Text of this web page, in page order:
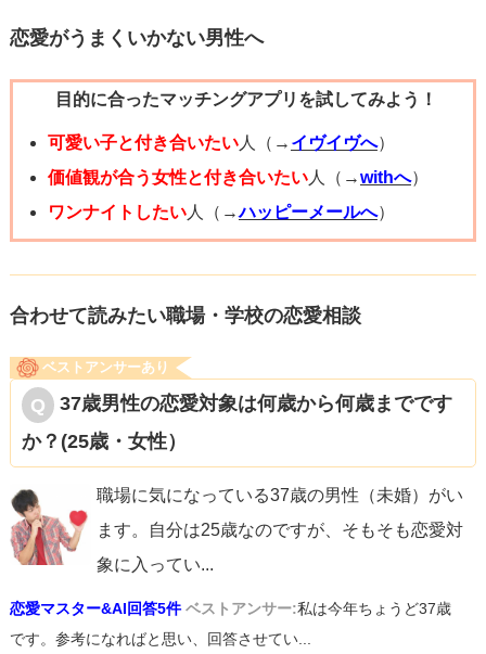
恋愛がうまくいかない男性へ
目的に合ったマッチングアプリを試してみよう！
可愛い子と付き合いたい人（→ イヴイヴへ）
価値観が合う女性と付き合いたい人（→withへ）
ワンナイトしたい人（→ハッピーメールへ）
合わせて読みたい職場・学校の恋愛相談
ベストアンサーあり
37歳男性の恋愛対象は何歳から何歳までです
か？(25歳・女性）
職場に気になっている37歳の男性（未婚）がい
ます。自分は25歳なのですが、そもそも恋愛対
象に入ってい...
恋愛マスター&AI回答5件 ベストアンサー:私は今年ちょうど37歳
です。参考になればと思い、回答させてい...